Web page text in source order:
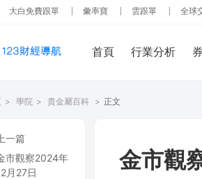
大白免費跟單 彙率寶 雲跟單 全球
首頁 行業分析
> 學院 > 貴金屬百科 > 正文
上一篇
市觀察2024年
月27日
金市觀